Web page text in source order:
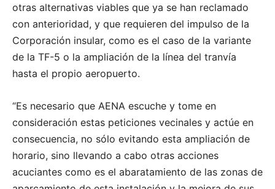
otras alternativas viables que ya se han reclamado
con anterioridad, y que requieren del impulso de la
Corporación insular, como es el caso de la variante
de la TF-5 o la ampliación de la línea del tranvía
hasta el propio aeropuerto.
“Es necesario que AENA escuche y tome en
consideración estas peticiones vecinales y actúe en
consecuencia, no sólo evitando esta ampliación de
horario, sino llevando a cabo otras acciones
acuciantes como es el abaratamiento de las zonas de